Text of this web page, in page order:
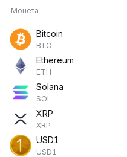
Монета
Bitcoin
BTC
Ethereum
ETH
Solana
SOL
XRP
XRP
USD1
USD1